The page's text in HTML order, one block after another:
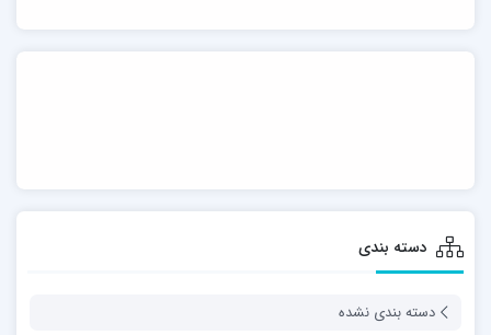
دسته بندی
دسته بندی نشده